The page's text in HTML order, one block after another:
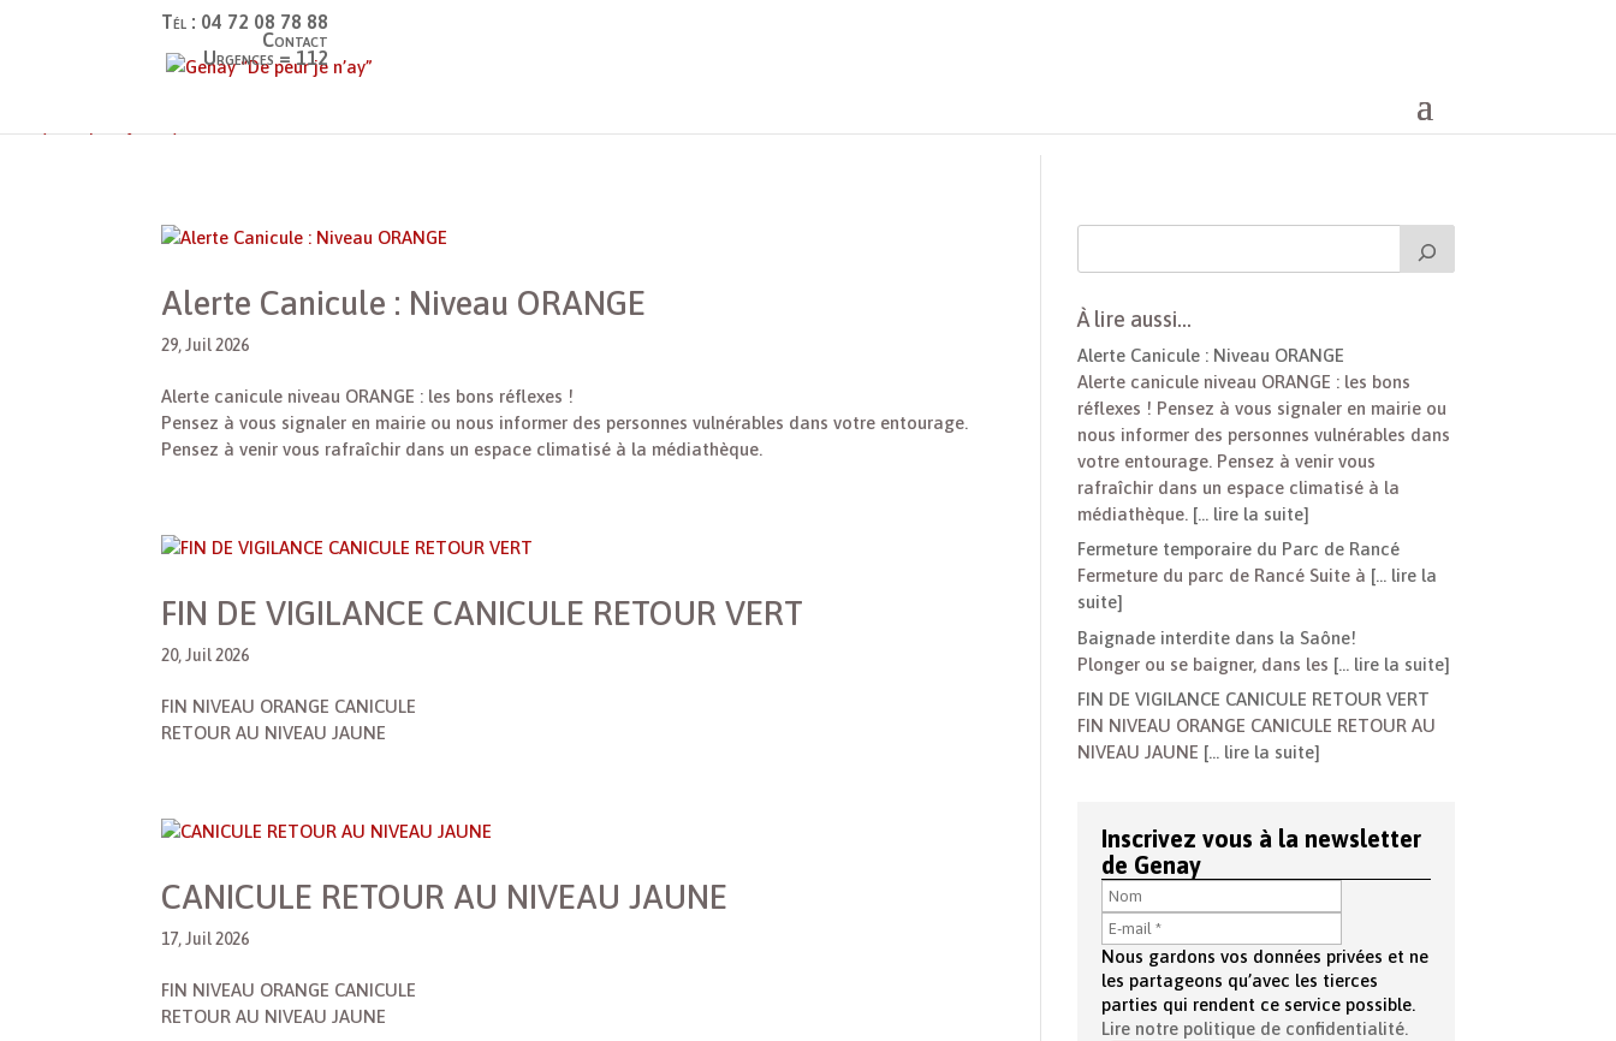
Tél : 04 72 08 78 88
Contact
Urgences = 112
Alerte Canicule : Niveau ORANGE
29, Juil 2026
Alerte canicule niveau ORANGE : les bons réflexes !
Pensez à vous signaler en mairie ou nous informer des personnes vulnérables dans votre entourage.
Pensez à venir vous rafraîchir dans un espace climatisé à la médiathèque.
FIN DE VIGILANCE CANICULE RETOUR VERT
20, Juil 2026
FIN NIVEAU ORANGE CANICULE
RETOUR AU NIVEAU JAUNE
CANICULE RETOUR AU NIVEAU JAUNE
17, Juil 2026
FIN NIVEAU ORANGE CANICULE
RETOUR AU NIVEAU JAUNE
À lire aussi…
Alerte Canicule : Niveau ORANGE
Alerte canicule niveau ORANGE : les bons
réflexes ! Pensez à vous signaler en mairie ou
nous informer des personnes vulnérables dans
votre entourage. Pensez à venir vous
rafraîchir dans un espace climatisé à la
médiathèque. [… lire la suite]
Fermeture temporaire du Parc de Rancé
Fermeture du parc de Rancé Suite à [… lire la
suite]
Baignade interdite dans la Saône!
Plonger ou se baigner, dans les [… lire la suite]
FIN DE VIGILANCE CANICULE RETOUR VERT
FIN NIVEAU ORANGE CANICULE RETOUR AU
NIVEAU JAUNE [… lire la suite]
Inscrivez vous à la newsletter
de Genay
Nous gardons vos données privées et ne
les partageons qu’avec les tierces
parties qui rendent ce service possible.
Lire notre politique de confidentialité.